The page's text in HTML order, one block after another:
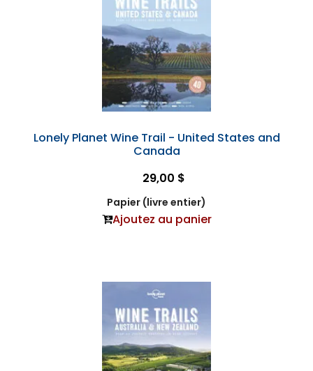
Lonely Planet Wine Trail - United States and
Canada
29,00 $
Papier (livre entier)
Ajoutez au panier